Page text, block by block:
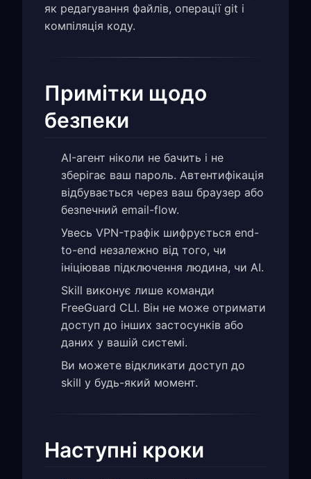
як редагування файлів, операції git і
компіляція коду.
Примітки щодо
безпеки
AI-агент ніколи не бачить і не
зберігає ваш пароль. Автентифікація
відбувається через ваш браузер або
безпечний email-flow.
Увесь VPN-трафік шифрується end-
to-end незалежно від того, чи
ініціював підключення людина, чи AI.
Skill виконує лише команди
FreeGuard CLI. Він не може отримати
доступ до інших застосунків або
даних у вашій системі.
Ви можете відкликати доступ до
skill у будь-який момент.
Наступні кроки